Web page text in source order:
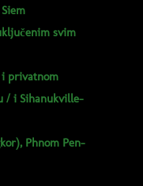
svim
i privatnom
/ i Sihanukville-
Phnom Pen-